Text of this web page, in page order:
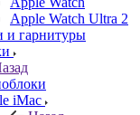
Apple Watch Ultra 2
и гарнитуры
iMac